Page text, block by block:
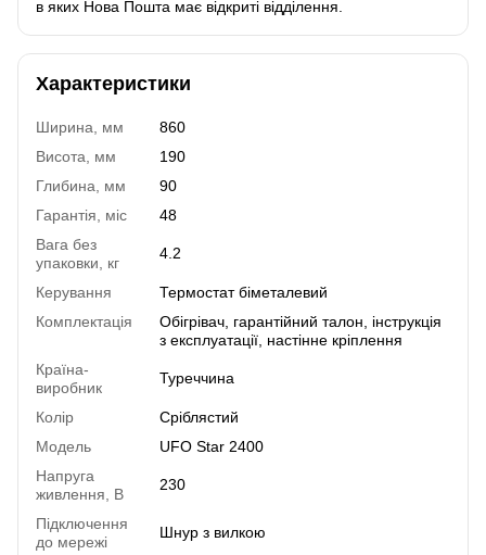
в яких Нова Пошта має відкриті відділення.
Характеристики
Ширина, мм
860
Висота, мм
190
Глибина, мм
90
Гарантія, міс
48
Вага без
упаковки, кг
4.2
Керування
Термостат біметалевий
Комплектація
Обігрівач, гарантійний талон, інструкція
з експлуатації, настінне кріплення
Країна-
виробник
Туреччина
Колір
Сріблястий
Модель
UFO Star 2400
Напруга
живлення, В
230
Підключення
до мережі
Шнур з вилкою